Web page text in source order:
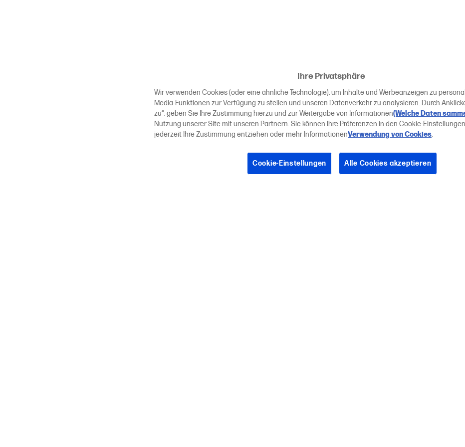
Ihre Privatsphäre
Wir verwenden Cookies (oder eine ähnliche Technologie), um Inhalte und Werbeanzeigen zu
Media-Funktionen zur Verfügung zu stellen und unseren Datenverkehr zu analysieren. Durch
zu“, geben Sie Ihre Zustimmung hierzu und zur Weitergabe von Informationen(Welche Daten
Nutzung unserer Site mit unseren Partnern. Sie können Ihre Präferenzen in den Cookie-
jederzeit Ihre Zustimmung entziehen oder mehr InformationenVerwendung von Cookies.
Cookie-Einstellungen Alle Cookies akzeptieren